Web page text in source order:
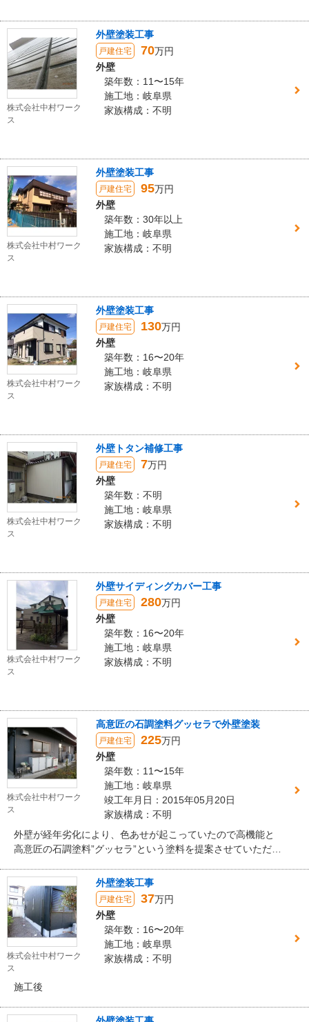
株式会社中村ワーク
ス
外壁塗装工事
戸建住宅 70万円
外壁
築年数：11〜15年
施工地：岐阜県
家族構成：不明
株式会社中村ワーク
ス
外壁塗装工事
戸建住宅 95万円
外壁
築年数：30年以上
施工地：岐阜県
家族構成：不明
株式会社中村ワーク
ス
外壁塗装工事
戸建住宅 130万円
外壁
築年数：16〜20年
施工地：岐阜県
家族構成：不明
株式会社中村ワーク
ス
外壁トタン補修工事
戸建住宅 7万円
外壁
築年数：不明
施工地：岐阜県
家族構成：不明
株式会社中村ワーク
ス
外壁サイディングカバー工事
戸建住宅 280万円
外壁
築年数：16〜20年
施工地：岐阜県
家族構成：不明
株式会社中村ワーク
ス
高意匠の石調塗料グッセラで外壁塗装
戸建住宅 225万円
外壁
築年数：11〜15年
施工地：岐阜県
竣工年月日：2015年05月20日
家族構成：不明
外壁が経年劣化により、色あせが起こっていたので高機能と
高意匠の石調塗料”グッセラ”という塗料を提案させていただき
た。
株式会社中村ワーク
ス
外壁塗装工事
戸建住宅 37万円
外壁
築年数：16〜20年
施工地：岐阜県
家族構成：不明
施工後